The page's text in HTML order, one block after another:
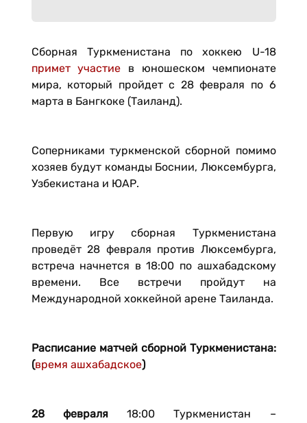
Сборная Туркменистана по хоккею U-18
примет участие в юношеском чемпионате
мира, который пройдет с 28 февраля по 6
марта в Бангкоке (Таиланд).
Соперниками туркменской сборной помимо
хозяев будут команды Боснии, Люксембурга,
Узбекистана и ЮАР.
Первую игру сборная Туркменистана
проведёт 28 февраля против Люксембурга,
встреча начнется в 18:00 по ашхабадскому
времени. Все встречи пройдут на
Международной хоккейной арене Таиланда.
Расписание матчей сборной Туркменистана:
(время ашхабадское)
28 февраля18:00 Туркменистан –